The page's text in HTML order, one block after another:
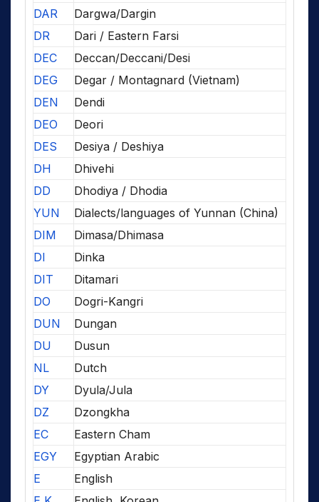
DAR
Dargwa/Dargin
DR
Dari / Eastern Farsi
DEC
Deccan/Deccani/Desi
DEG
Degar / Montagnard (Vietnam)
DEN
Dendi
DEO
Deori
DES
Desiya / Deshiya
DH
Dhivehi
DD
Dhodiya / Dhodia
YUN
Dialects/languages of Yunnan (China)
DIM
Dimasa/Dhimasa
DI
Dinka
DIT
Ditamari
DO
Dogri-Kangri
DUN
Dungan
DU
Dusun
NL
Dutch
DY
Dyula/Jula
DZ
Dzongkha
EC
Eastern Cham
EGY
Egyptian Arabic
E
English